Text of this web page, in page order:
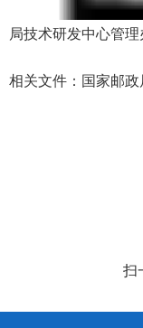
局技术研发中心管
相关文件： 国家邮
扫